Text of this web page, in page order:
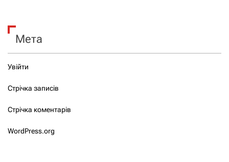
Мета
Увійти
Стрічка записів
Стрічка коментарів
WordPress.org